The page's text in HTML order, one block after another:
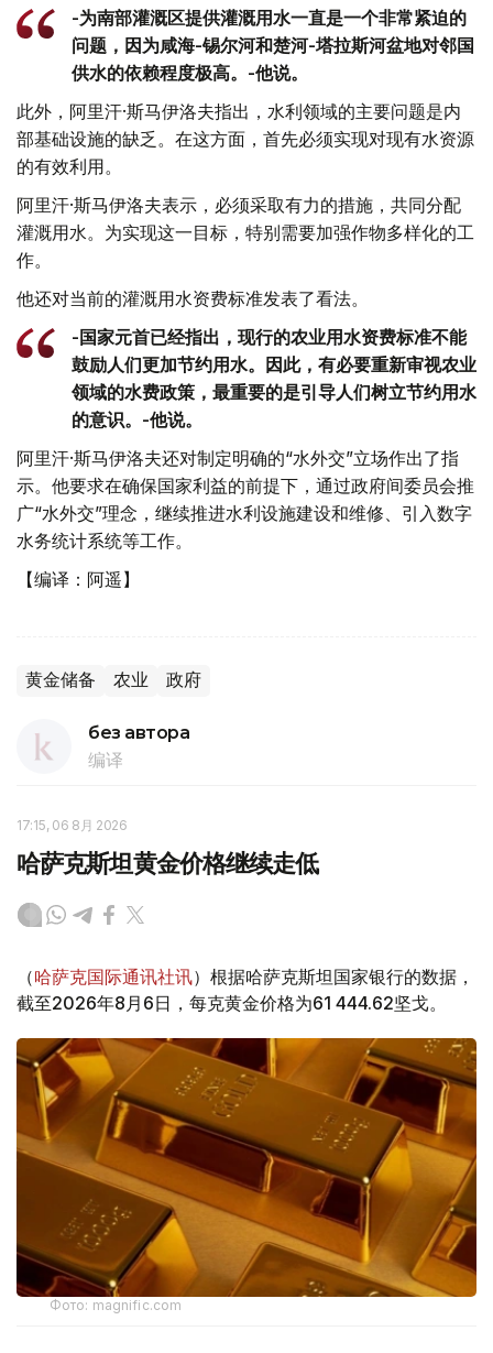
-为南部灌溉区提供灌溉用水一直是一个非常紧迫的
问题，因为咸海-锡尔河和楚河-塔拉斯河盆地对邻国
供水的依赖程度极高。-他说。
此外，阿里汗·斯马伊洛夫指出，水利领域的主要问题是内
部基础设施的缺乏。在这方面，首先必须实现对现有水资源
的有效利用。
阿里汗·斯马伊洛夫表示，必须采取有力的措施，共同分配
灌溉用水。为实现这一目标，特别需要加强作物多样化的工
作。
他还对当前的灌溉用水资费标准发表了看法。
-国家元首已经指出，现行的农业用水资费标准不能
鼓励人们更加节约用水。因此，有必要重新审视农业
领域的水费政策，最重要的是引导人们树立节约用水
的意识。-他说。
阿里汗·斯马伊洛夫还对制定明确的“水外交”立场作出了指
示。他要求在确保国家利益的前提下，通过政府间委员会推
广“水外交”理念，继续推进水利设施建设和维修、引入数字
水务统计系统等工作。
【编译：阿遥】
黄金储备 农业 政府
без автора
编译
17:15, 06 8月 2026
哈萨克斯坦黄金价格继续走低
（哈萨克国际通讯社讯）根据哈萨克斯坦国家银行的数据，
截至2026年8月6日，每克黄金价格为61 444.62坚戈。
Фото: magnific.com